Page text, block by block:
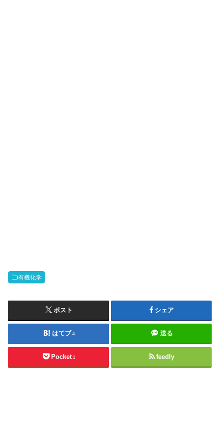
有機化学
ポスト シェア
はてブ4 送る
Pocket 1 feedly